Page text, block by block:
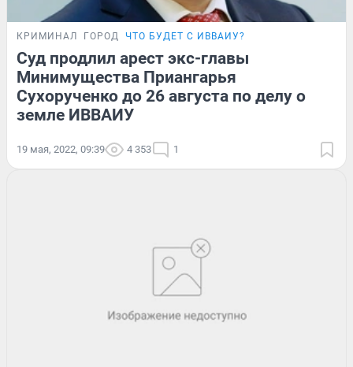
КРИМИНАЛ ГОРОД ЧТО БУДЕТ С ИВВАИУ?
Суд продлил арест экс-главы
Минимущества Приангарья
Сухорученко до 26 августа по делу о
земле ИВВАИУ
19 мая, 2022, 09:39 4 353 1